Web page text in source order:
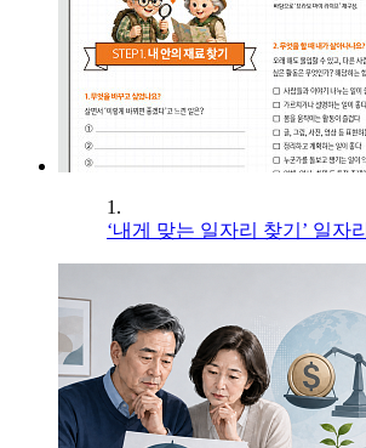
1.
‘내게 맞는 일자리 찾기’ 일자